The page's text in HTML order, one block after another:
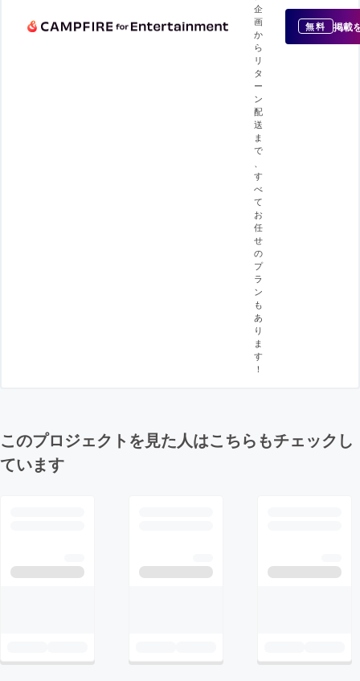
企
画
か
ら
リ
タ
ー
ン
配
送
ま
で
す
べ
て
お
任
せ
の
プ
ラ
ン
も
あ
り
ま
す
！
無料 掲載
このプロジェクトを見た人はこちらもチェックし
ています